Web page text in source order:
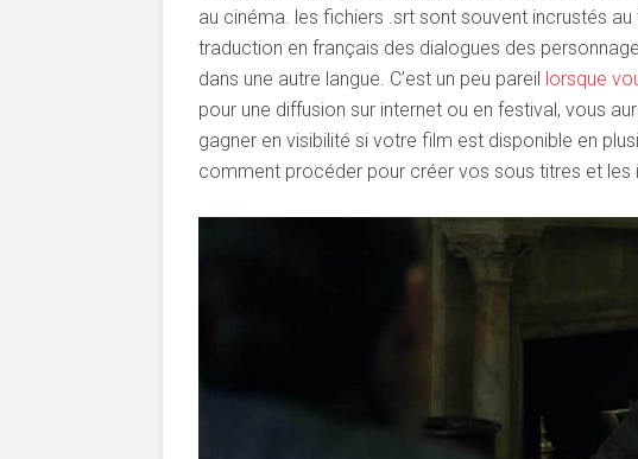
au cinéma. les fichiers .srt sont souvent incrustés
traduction en français des dialogues des
dans une autre langue. C’est un peu pareil lorsque
pour une diffusion sur internet ou en festival, vous
gagner en visibilité si votre film est disponible en
comment procéder pour créer vos sous titres et les